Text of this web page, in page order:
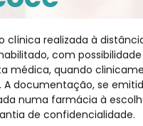
clínica realizada à
com
médica, quando
A documentação, se
numa farmácia à
de confidencialidade.